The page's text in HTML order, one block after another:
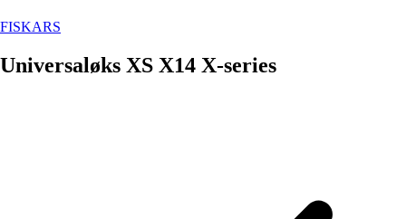
FISKARS
Universaløks XS X14 X-series